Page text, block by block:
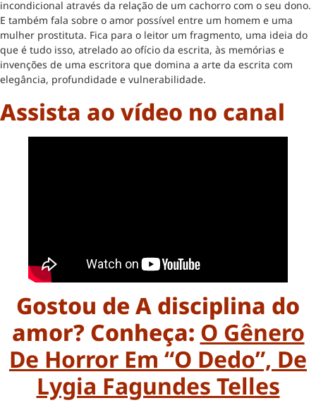
incondicional através da relação de um cachorro com o seu dono.
E também fala sobre o amor possível entre um homem e uma
mulher prostituta. Fica para o leitor um fragmento, uma ideia do
que é tudo isso, atrelado ao ofício da escrita, às memórias e
invenções de uma escritora que domina a arte da escrita com
elegância, profundidade e vulnerabilidade.
Assista ao vídeo no canal
Gostou de A disciplina do
amor? Conheça: O Gênero
De Horror Em “O Dedo”, De
Lygia Fagundes Telles